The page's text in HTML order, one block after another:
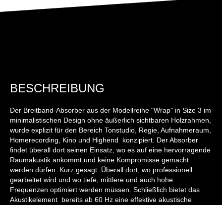
BESCHREIBUNG
Der Breitband-Absorber aus der Modellreihe "Wrap" in Size 3 im
minimalistischen Design ohne äußerlich sichtbaren Holzrahmen,
wurde explizit für den Bereich Tonstudio, Regie, Aufnahmeraum,
Homerecording, Kino und Highend konzipiert. Der Absorber
findet überall dort seinen Einsatz, wo es auf eine hervorragende
Raumakustik ankommt und keine Kompromisse gemacht
werden dürfen. Kurz gesagt: Überall dort, wo professionell
gearbeitet wird und wo tiefe, mittlere und auch hohe
Frequenzen optimiert werden müssen. Schließlich bietet das
Akustikelement bereits ab 60 Hz eine effektive akustische